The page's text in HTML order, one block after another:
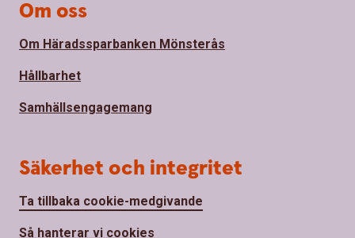
Om oss
Om Häradssparbanken Mönsterås
Hållbarhet
Samhällsengagemang
Säkerhet och integritet
Ta tillbaka cookie-medgivande
Så hanterar vi cookies